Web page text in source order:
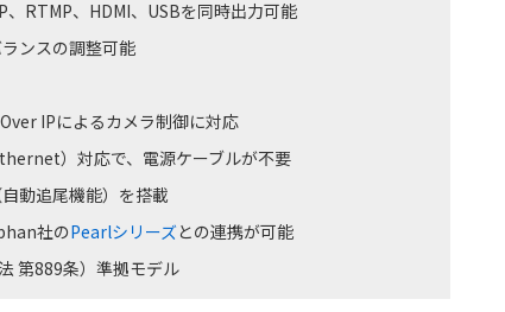
、RTMP、HDMI、USBを同時出力可能
ンスの調整可能
IPによるカメラ制御に対応
）対応で、電源ケーブルが不要
動追尾機能）を搭載
社のPearlシリーズとの連携が可能
第889条）準拠モデル